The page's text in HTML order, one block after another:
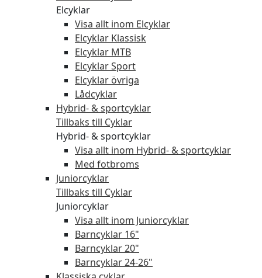
Elcyklar
Visa allt inom Elcyklar
Elcyklar Klassisk
Elcyklar MTB
Elcyklar Sport
Elcyklar övriga
Lådcyklar
Hybrid- & sportcyklar
Tillbaks till Cyklar
Hybrid- & sportcyklar
Visa allt inom Hybrid- & sportcyklar
Med fotbroms
Juniorcyklar
Tillbaks till Cyklar
Juniorcyklar
Visa allt inom Juniorcyklar
Barncyklar 16"
Barncyklar 20"
Barncyklar 24-26"